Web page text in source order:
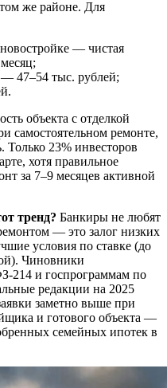
же районе. Для
— чистая
47–54 тыс. рублей;
объекта с отделкой
самостоятельном ремонте,
Только 23% инвесторов
хотя правильное
за 7–9 месяцев активной
тренд? Банкиры не любят
— это залог низких
условия по ставке (до
Чиновники
214 и госпрограммам по
редакции на 2025
заметно выше при
и готового объекта —
семейных ипотек в